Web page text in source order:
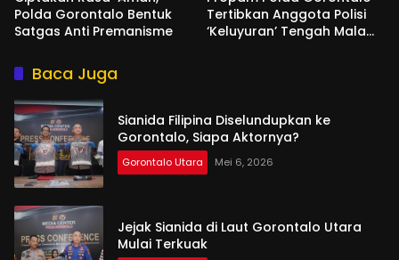
Polda Gorontalo Bentuk
Satgas Anti Premanisme
Tertibkan Anggota Polisi
‘Keluyuran’ Tengah Malam
Baca Juga
Sianida Filipina Diselundupkan ke
Gorontalo, Siapa Aktornya?
Gorontalo Utara Mei 6, 2026
Jejak Sianida di Laut Gorontalo Utara
Mulai Terkuak